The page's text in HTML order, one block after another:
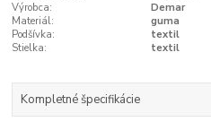
Výrobca:
Demar
Materiál:
guma
Podšívka:
textil
Stielka:
textil
Kompletné špecifikácie